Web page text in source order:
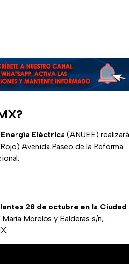
Eléctrica (ANUEE) realizará
Avenida Paseo de la Reforma
28 de octubre en la Ciudad
Morelos y Balderas s/n,